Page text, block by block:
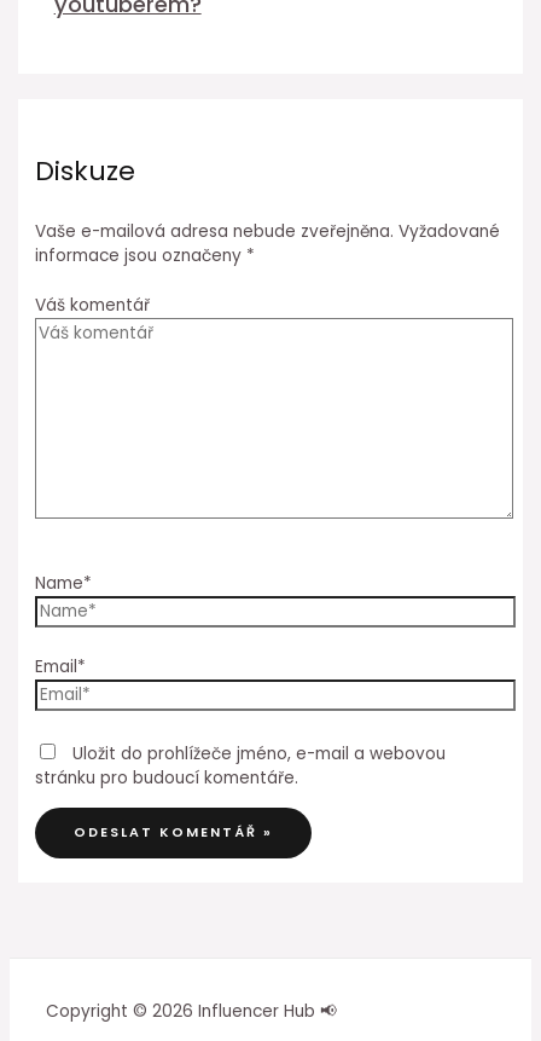
Diskuze
Vaše e-mailová adresa nebude zveřejněna. Vyžadované
informace jsou označeny *
Váš komentář
Name*
Email*
Uložit do prohlížeče jméno, e-mail a webovou
stránku pro budoucí komentáře.
Copyright © 2026 Influencer Hub 📢